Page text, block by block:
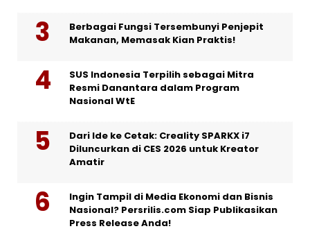
Berbagai Fungsi Tersembunyi Penjepit
Makanan, Memasak Kian Praktis!
SUS Indonesia Terpilih sebagai Mitra
Resmi Danantara dalam Program
Nasional WtE
Dari Ide ke Cetak: Creality SPARKX i7
Diluncurkan di CES 2026 untuk Kreator
Amatir
Ingin Tampil di Media Ekonomi dan Bisnis
Nasional? Persrilis.com Siap Publikasikan
Press Release Anda!